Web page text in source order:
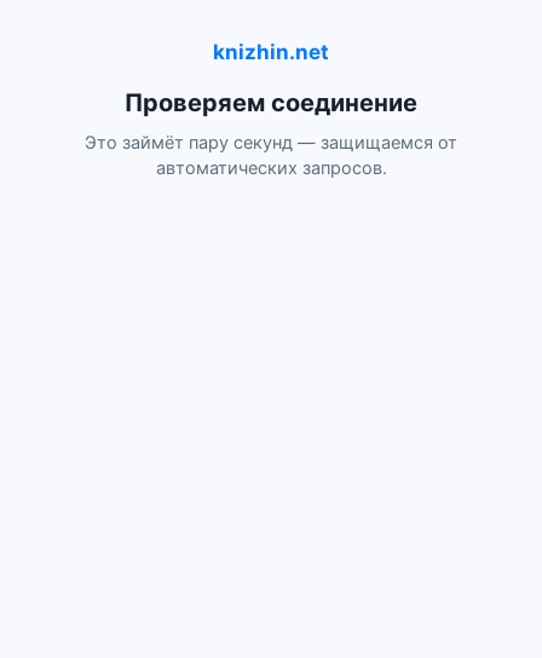
knizhin.net
Проверяем соединение
Это займёт пару секунд — защищаемся от
автоматических запросов.